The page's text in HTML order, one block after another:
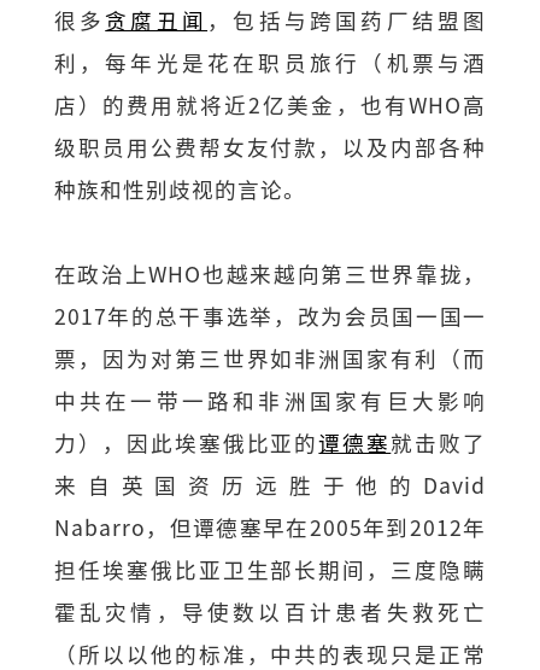
很多贪腐丑闻 ，包括与跨国药厂结盟图
利，每年光是花在职员旅行（机票与酒
店）的费用就将近2亿美金，也有WHO高
级职员用公费帮女友付款，以及内部各种
种族和性别歧视的言论。
在政治上WHO​也越来越向第三世界靠拢，
2017年的总干事选举，改为会员国一国一
票，因为对第三世界如非洲国家有利（而
中共在一带一路和非洲国家有巨大影响
力），因此埃塞俄比亚的谭德塞就击败了
来自英国资历远胜于他的David
Nabarro，但谭德塞早在2005年到2012年
担任埃塞俄比亚卫生部长期间，三度隐瞒
霍乱灾情，导使数以百计患者失救死亡
（所以以他的标准，中共的表现只是正常